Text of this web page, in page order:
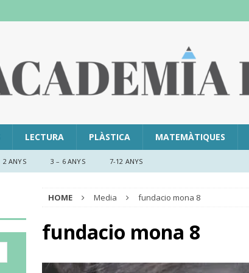
LECTURA PLÀSTICA MATEMÀTIQUES
2 ANYS 3 – 6 ANYS 7-12 ANYS
HOME Media fundacio mona 8
fundacio mona 8